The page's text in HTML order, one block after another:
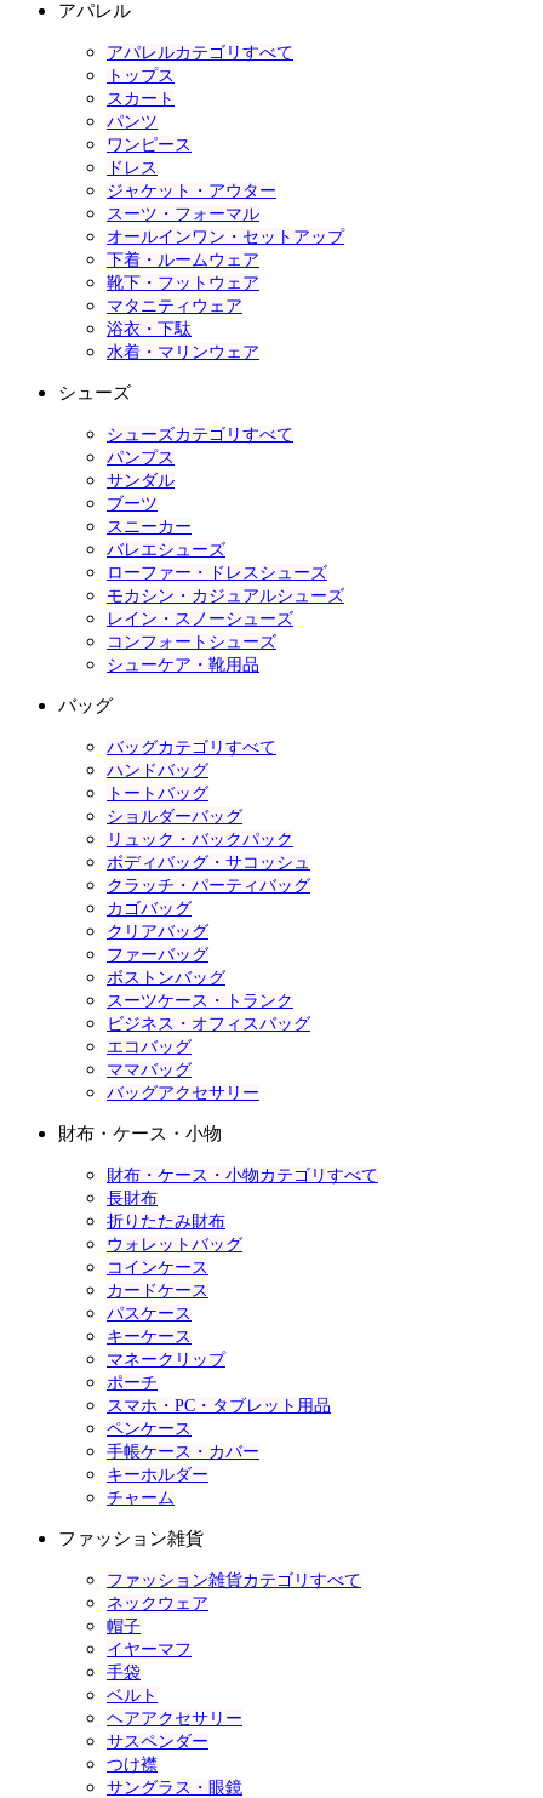
アパレル
アパレルカテゴリすべて
トップス
スカート
パンツ
ワンピース
ドレス
ジャケット・アウター
スーツ・フォーマル
オールインワン・セットアップ
下着・ルームウェア
靴下・フットウェア
マタニティウェア
浴衣・下駄
水着・マリンウェア
シューズ
シューズカテゴリすべて
パンプス
サンダル
ブーツ
スニーカー
バレエシューズ
ローファー・ドレスシューズ
モカシン・カジュアルシューズ
レイン・スノーシューズ
コンフォートシューズ
シューケア・靴用品
バッグ
バッグカテゴリすべて
ハンドバッグ
トートバッグ
ショルダーバッグ
リュック・バックパック
ボディバッグ・サコッシュ
クラッチ・パーティバッグ
カゴバッグ
クリアバッグ
ファーバッグ
ボストンバッグ
スーツケース・トランク
ビジネス・オフィスバッグ
エコバッグ
ママバッグ
バッグアクセサリー
財布・ケース・小物
財布・ケース・小物カテゴリすべて
長財布
折りたたみ財布
ウォレットバッグ
コインケース
カードケース
パスケース
キーケース
マネークリップ
ポーチ
スマホ・PC・タブレット用品
ペンケース
手帳ケース・カバー
キーホルダー
チャーム
ファッション雑貨
ファッション雑貨カテゴリすべて
ネックウェア
帽子
イヤーマフ
手袋
ベルト
ヘアアクセサリー
サスペンダー
つけ襟
サングラス・眼鏡